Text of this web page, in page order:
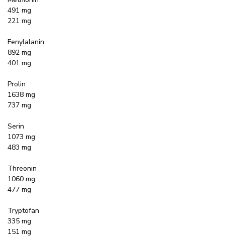
491 mg
221 mg
Fenylalanin
892 mg
401 mg
Prolin
1638 mg
737 mg
Serin
1073 mg
483 mg
Threonin
1060 mg
477 mg
Tryptofan
335 mg
151 mg